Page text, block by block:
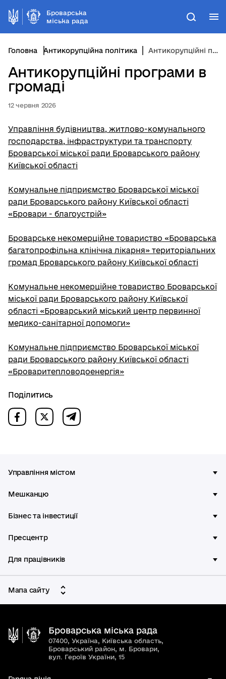
Броварська
міська рада
Пошук
Головна Антикорупційна політика Антикорупційні програми в громаді
Антикорупційні програми в
громаді
12 червня 2026
Управління будівництва, житлово-комунального
господарства, інфраструктури та транспорту
Броварської міської ради Броварського району
Київської області
Комунальне підприємство Броварської міської
ради Броварського району Київської області
«Бровари - благоустрій»
Броварське некомерційне товариство «Броварська
багатопрофільна клінічна лікарня» територіальних
громад Броварського району Київської області
Комунальне некомерційне товариство Броварської
міської ради Броварського району Київської
області «Броварський міський центр первинної
медико-санітарної допомоги»
Комунальне підприємство Броварської міської
ради Броварського району Київської області
«Броваритепловодоенергія»
Поділитись
Управління містом
Мешканцю
Бізнес та інвестиції
Пресцентр
Для працівників
Мапа сайту
Броварська міська рада
07400, Україна, Київська область,
Броварський район, м. Бровари,
вул. Героїв України, 15